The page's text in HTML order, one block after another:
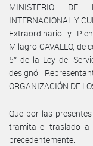
MINISTERIO DE
INTERNACIONAL Y
Extraordinario y
Milagro CAVALLO,
5° de la Ley del
designó
ORGANIZACIÓN DE
Que por las
tramita el traslado a
precedentemente.